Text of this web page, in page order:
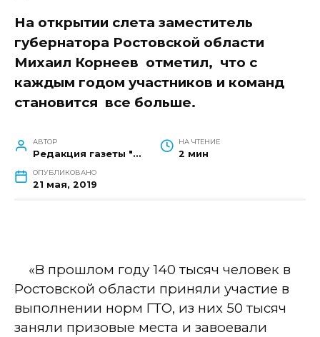
На открытии слета заместитель
губернатора Ростовской области
Михаил Корнеев отметил, что с
каждым годом участников и команд
становится все больше.
АВТОР
Редакция газеты "Наш край"
НА ЧТЕНИЕ
2 мин
ОПУБЛИКОВАНО
21 мая, 2019
«В прошлом году 140 тысяч человек в
Ростовской области приняли участие в
выполнении норм ГТО, из них 50 тысяч
заняли призовые места и завоевали